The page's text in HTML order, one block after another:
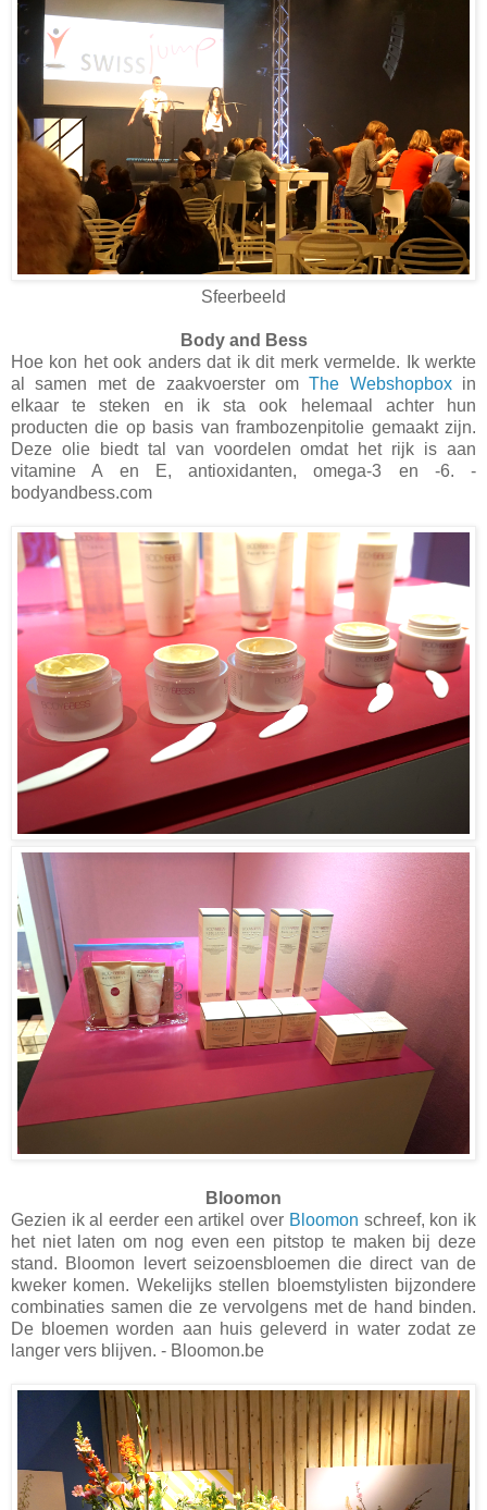
Sfeerbeeld
Body and Bess
Hoe kon het ook anders dat ik dit merk vermelde. Ik werkte
al samen met de zaakvoerster omThe Webshopboxin
elkaar te steken en ik sta ook helemaal achter hun
producten die op basis van frambozenpitolie gemaakt zijn.
Deze olie biedt tal van voordelen omdat het rijk is aan
vitamine A en E, antioxidanten, omega-3 en -6. -
bodyandbess.com
Bloomon
Gezien ik al eerder een artikel over Bloomon schreef, kon ik
het niet laten om nog even een pitstop te maken bij deze
stand. Bloomon levert seizoensbloemen die direct van de
kweker komen. Wekelijks stellen bloemstylisten bijzondere
combinaties samen die ze vervolgens met de hand binden.
De bloemen worden aan huis geleverd in water zodat ze
langer vers blijven. - Bloomon.be